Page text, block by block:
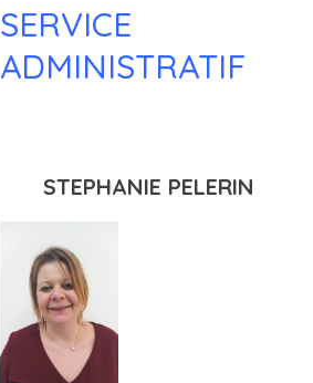
SERVICE
ADMINISTRATIF
STEPHANIE PELERIN